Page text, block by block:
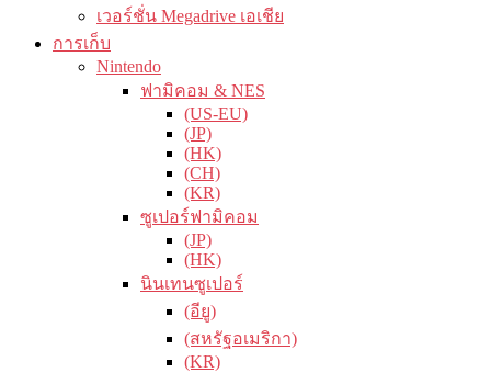
เวอร์ชั่น Megadrive เอเชีย
การเก็บ
Nintendo
ฟามิคอม & NES
(US-EU)
(JP)
(HK)
(CH)
(KR)
ซูเปอร์ฟามิคอม
(JP)
(HK)
นินเทนซูเปอร์
(อียู)
(สหรัฐอเมริกา)
(KR)